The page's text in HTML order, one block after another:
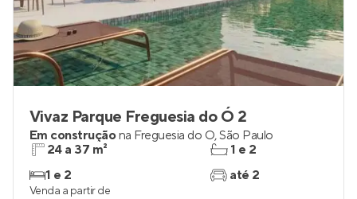
Vivaz Parque Freguesia do Ó 2
Em construçãona Freguesia do Ó,São Paulo
24 a 37 m²
1 e 2
1 e 2
até 2
Venda a partir de